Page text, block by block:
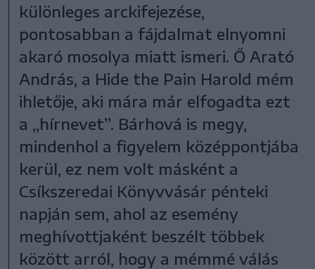
különleges arckifejezése,
pontosabban a fájdalmat elnyomni
akaró mosolya miatt ismeri. Ő Arató
András, a Hide the Pain Harold mém
ihletője, aki mára már elfogadta ezt
a „hírnevet”. Bárhová is megy,
mindenhol a figyelem középpontjába
kerül, ez nem volt másként a
Csíkszeredai Könyvvásár pénteki
napján sem, ahol az esemény
meghívottjaként beszélt többek
között arról, hogy a mémmé válás